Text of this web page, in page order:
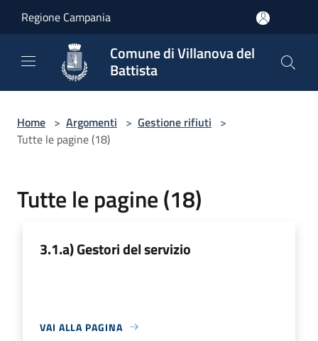
Regione Campania
Comune di Villanova del
Battista
Home > Argomenti > Gestione rifiuti >
Tutte le pagine (18)
Tutte le pagine (18)
3.1.a) Gestori del servizio
VAI ALLA PAGINA